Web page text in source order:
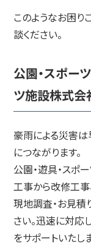
このようなお困り
談ください。
公園・スポー
ツ施設株式会
豪雨による災害
につながります。
公園・遊具・スポ
工事から改修工事
現地調査・お見
さい。迅速に対応
をサポートいたし